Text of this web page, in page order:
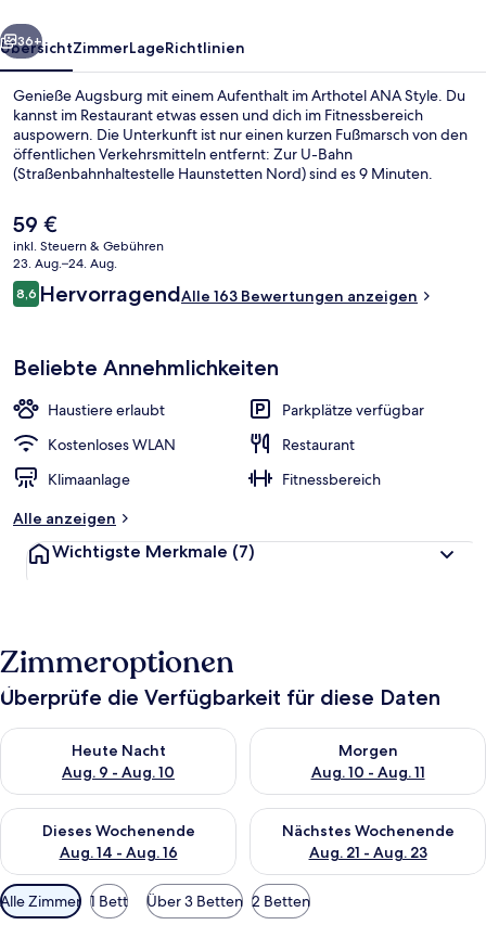
Weiter
36+
ÜbersichtZimmerLageRichtlinien
Genieße Augsburg mit einem Aufenthalt im Arthotel ANA Style. Du
kannst im Restaurant etwas essen und dich im Fitnessbereich
auspowern. Die Unterkunft ist nur einen kurzen Fußmarsch von den
öffentlichen Verkehrsmitteln entfernt: Zur U-Bahn
(Straßenbahnhaltestelle Haunstetten Nord) sind es 9 Minuten.
Der
aktuelle
Preis
beträgt
59 €.
59 €
inkl. Steuern & Gebühren
23. Aug.–24. Aug.
Bewertungen
8,68,6 von 10.
HervorragendAlle 163 Bewertungen anzeigen
Beliebte Annehmlichkeiten
Haustiere erlaubt
Parkplätze verfügbar
Kostenloses WLAN
Restaurant
Klimaanlage
Fitnessbereich
Alle anzeigen
Wichtigste Merkmale (7)
Zimmeroptionen
Überprüfe die Verfügbarkeit für diese Daten
Heute Nacht
Aug. 9 - Aug. 10
Überprüfe die Verfügbarkeit für heute Nacht, Aug. 9 - Aug.
Morgen
Aug. 10 - Aug. 11
Überprüfe die Verfügbarkeit
Dieses Wochenende
Aug. 14 - Aug. 16
Überprüfe die Verfügbarkeit für dieses Wochenende, Aug. 14
Nächstes Wochenende
Aug. 21 - Aug. 23
Überprüfe die Verfügbarkeit
Verfügbare
Filter
Alle Zimmer 1 Bett Über 3 Betten 2 Betten